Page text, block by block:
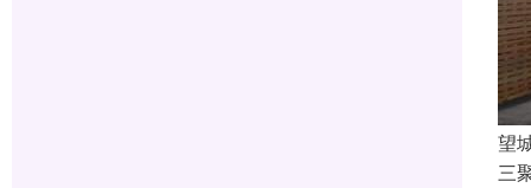
望
三